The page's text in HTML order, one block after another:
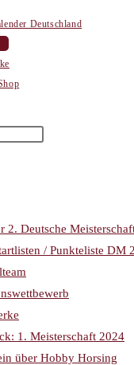
Deutschland
2. Deutsche
/ Punkteliste DM
1. Meisterschaft 2024
über Hobby Horsing